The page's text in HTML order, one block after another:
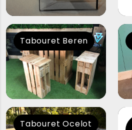
Tabouret Beren
Tabouret Ocelot